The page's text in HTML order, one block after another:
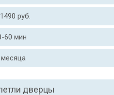
руб.
60 мин
дверцы